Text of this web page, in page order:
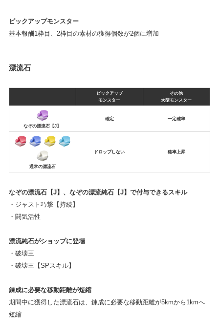
ピックアップモンスター
基本報酬1枠目、2枠目の素材の獲得個数が2個に増加
漂流石
ピックアップ
モンスター
その他
大型モンスター
なぞの漂流石【J】
確定 一定確率
通常の漂流石
ドロップしない 確率上昇
なぞの漂流石【J】、なぞの漂流純石【J】で付与できるスキル
・ジャスト巧撃【持続】
・闘気活性
漂流純石がショップに登場
・破壊王
・破壊王【SPスキル】
錬成に必要な移動距離が短縮
期間中に獲得した漂流石は、錬成に必要な移動距離が5kmから1kmへ
短縮